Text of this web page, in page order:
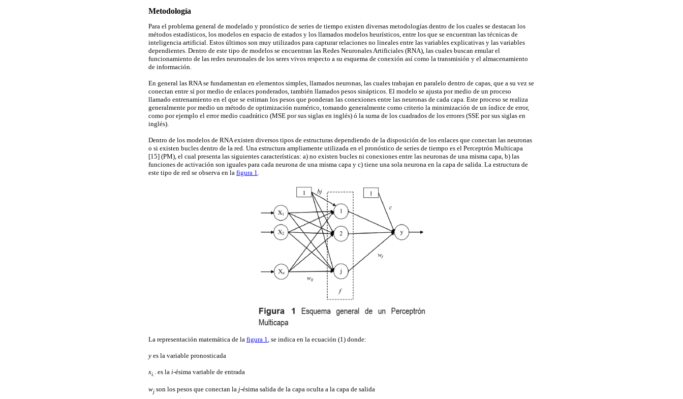
Metodología
Para el problema general de modelado y pronóstico de series de tiempo existen diversas metodologías dentro de los cuales se destacan los
métodos estadísticos, los modelos en espacio de estados y los llamados modelos heurísticos, entre los que se encuentran las técnicas de
inteligencia artificial. Estos últimos son muy utilizados para capturar relaciones no lineales entre las variables explicativas y las variables
dependientes. Dentro de este tipo de modelos se encuentran las Redes Neuronales Artificiales (RNA), las cuales buscan emular el
funcionamiento de las redes neuronales de los seres vivos respecto a su esquema de conexión así como la transmisión y el almacenamiento
de información.
En general las RNA se fundamentan en elementos simples, llamados neuronas, las cuales trabajan en paralelo dentro de capas, que a su vez se
conectan entre sí por medio de enlaces ponderados, también llamados pesos sinápticos. El modelo se ajusta por medio de un proceso
llamado entrenamiento en el que se estiman los pesos que ponderan las conexiones entre las neuronas de cada capa. Este proceso se realiza
generalmente por medio un método de optimización numérico, tomando generalmente como criterio la minimización de un índice de error,
como por ejemplo el error medio cuadrático (MSE por sus siglas en inglés) ó la suma de los cuadrados de los errores (SSE por sus siglas en
inglés).
Dentro de los modelos de RNA existen diversos tipos de estructuras dependiendo de la disposición de los enlaces que conectan las neuronas
o si existen bucles dentro de la red. Una estructura ampliamente utilizada en el pronóstico de series de tiempo es el Perceptrón Multicapa
[15] (PM), el cual presenta las siguientes características: a) no existen bucles ni conexiones entre las neuronas de una misma capa, b) las
funciones de activación son iguales para cada neurona de una misma capa y c) tiene una sola neurona en la capa de salida. La estructura de
este tipo de red se observa en la figura 1
La representación matemática de la figura 1, se indica en la ecuación (1) donde:
y es la variable pronosticada
xi. . es la i-ésima variable de entrada
wj son los pesos que conectan la j-ésima salida de la capa oculta a la capa de salida